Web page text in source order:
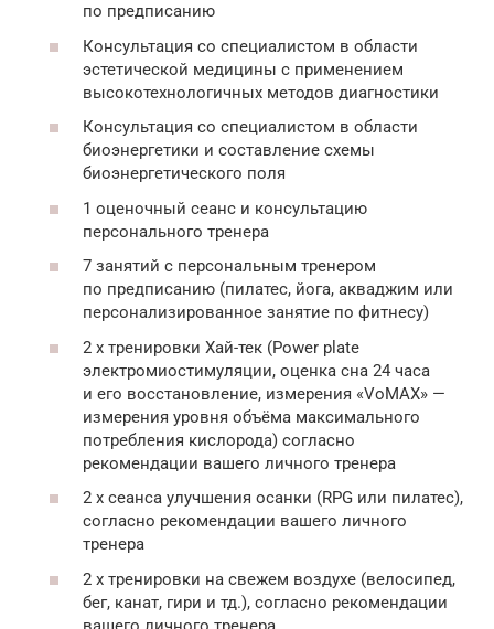
по предписанию
Консультация со специалистом в области
эстетической медицины с применением
высокотехнологичных методов диагностики
Консультация со специалистом в области
биоэнергетики и составление схемы
биоэнергетического поля
1 оценочный сеанс и консультацию
персонального тренера
7 занятий с персональным тренером
по предписанию (пилатес, йога, акваджим или
персонализированное занятие по фитнесу)
2 x тренировки Хай-тек (Power plate
электромиостимуляции, оценка сна 24 часа
и его восстановление, измерения «VoMAX» —
измерения уровня объёма максимального
потребления кислорода) согласно
рекомендации вашего личного тренера
2 x сеанса улучшения осанки (RPG или пилатес),
согласно рекомендации вашего личного
тренера
2 x тренировки на свежем воздухе (велосипед,
бег, канат, гири и тд.), согласно рекомендации